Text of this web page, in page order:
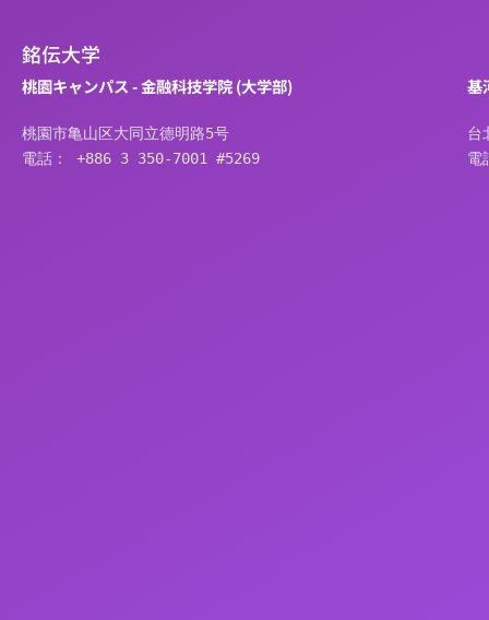
銘伝大学
桃園キャンパス - 金融科技学院 (大学部)
桃園市亀山区大同立德明路5号
電話： +886 3 350-7001 #5269
基
台
電